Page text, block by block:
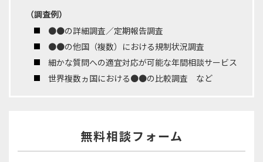
（調査例）
●●の詳細調査／定期報告調査
●●の他国（複数）における規制状況調査
細かな質問への適宜対応が可能な年間相談サービス
世界複数ヵ国における●●の比較調査 など
無料相談フォーム